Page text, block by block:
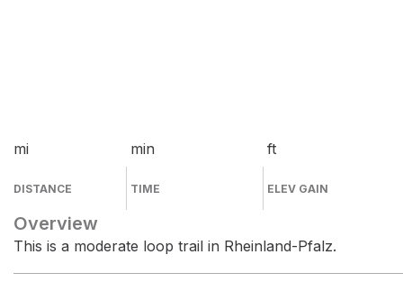
mi
DISTANCE
min
TIME
ft
ELEV GAIN
Overview
This is a moderate loop trail in Rheinland-Pfalz.